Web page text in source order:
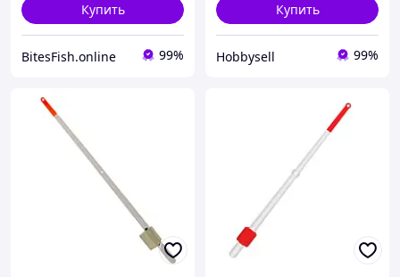
Купить
BitesFish.online 99%
Купить
Hobbysell 99%